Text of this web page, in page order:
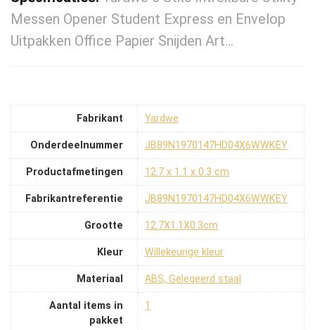
Messen Opener Student Express en Envelop
Uitpakken Office Papier Snijden Art…
Fabrikant ‎Yardwe
Onderdeelnummer ‎JB89N1970147HD04X6WWKEY
Productafmetingen ‎12.7 x 1.1 x 0.3 cm
Fabrikantreferentie ‎JB89N1970147HD04X6WWKEY
Grootte ‎12.7X1.1X0.3cm
Kleur ‎Willekeurige kleur
Materiaal ‎ABS, Gelegeerd staal
Aantal items in
pakket
‎1